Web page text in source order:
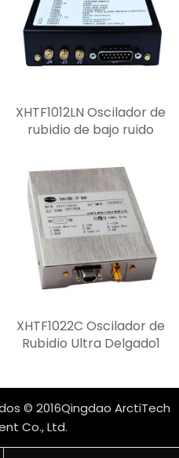
XHTF1012LN Oscilador de
rubidio de bajo ruido
XHTF1022C Oscilador de
Rubidio Ultra Delgado1
© 2016Qingdao ArctiTech
Co., Ltd.